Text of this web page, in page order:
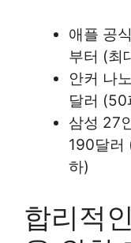
애플 공
부터 (최
안커 나
달러 (50
삼성 27
190달러
하)
합리적